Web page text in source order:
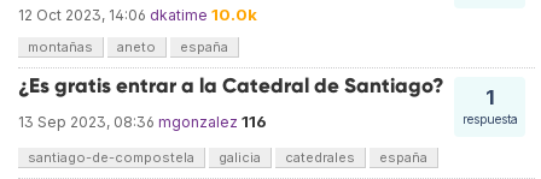
12 Oct 2023, 14:06 dkatime 10.0k
montañas aneto españa
1
respuesta
¿Es gratis entrar a la Catedral de Santiago?
13 Sep 2023, 08:36 mgonzalez 116
santiago-de-compostela galicia catedrales españa